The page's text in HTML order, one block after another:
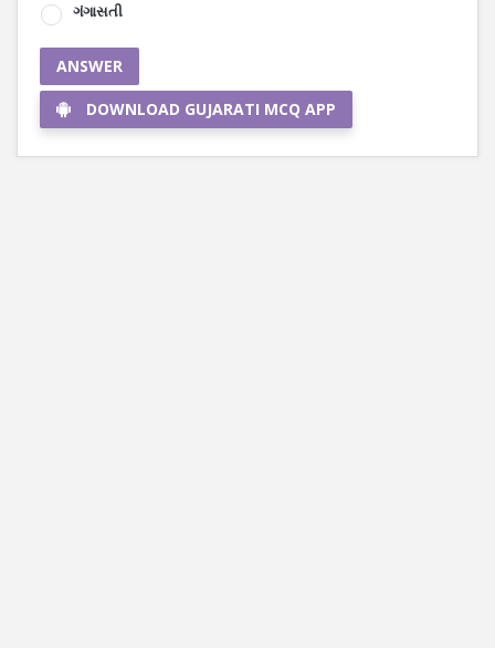
ગંગાસતી
ANSWER
DOWNLOAD GUJARATI MCQ APP